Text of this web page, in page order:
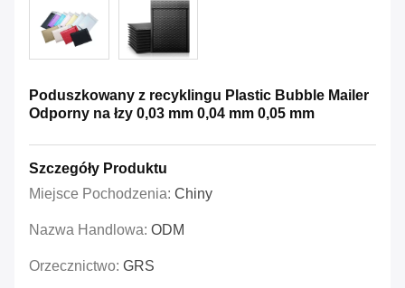
Poduszkowany z recyklingu Plastic Bubble Mailer
Odporny na łzy 0,03 mm 0,04 mm 0,05 mm
Szczegóły Produktu
Miejsce Pochodzenia: Chiny
Nazwa Handlowa: ODM
Orzecznictwo: GRS